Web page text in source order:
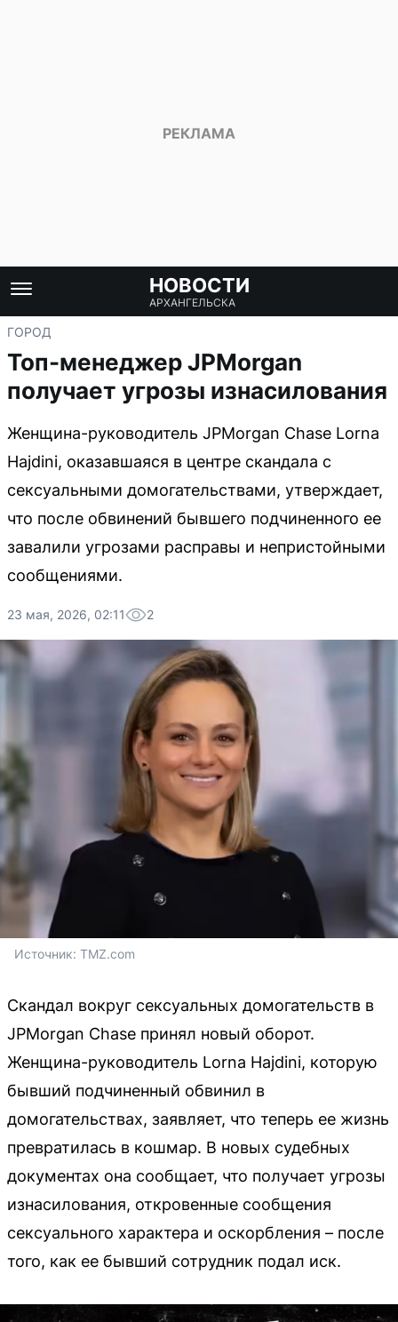
НОВОСТИ
АРХАНГЕЛЬСКА
ГОРОД
Топ-менеджер JPMorgan
получает угрозы изнасилования
Женщина-руководитель JPMorgan Chase Lorna
Hajdini, оказавшаяся в центре скандала с
сексуальными домогательствами, утверждает,
что после обвинений бывшего подчиненного ее
завалили угрозами расправы и непристойными
сообщениями.
23 мая, 2026, 02:11 2
Источник: TMZ.com
Скандал вокруг сексуальных домогательств в
JPMorgan Chase принял новый оборот.
Женщина-руководитель Lorna Hajdini, которую
бывший подчиненный обвинил в
домогательствах, заявляет, что теперь ее жизнь
превратилась в кошмар. В новых судебных
документах она сообщает, что получает угрозы
изнасилования, откровенные сообщения
сексуального характера и оскорбления – после
того, как ее бывший сотрудник подал иск.